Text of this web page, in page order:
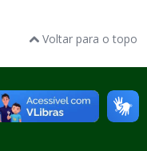
Voltar para o topo